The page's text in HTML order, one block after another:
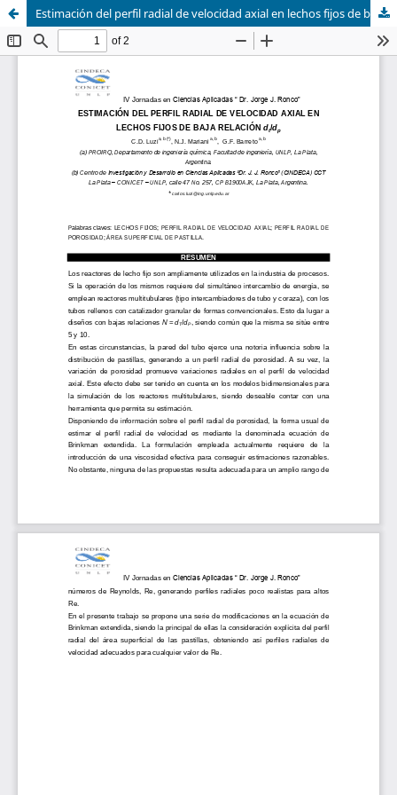
Estimación del perfil radial de velocidad axial en lechos fijos de baja relación dT/dP